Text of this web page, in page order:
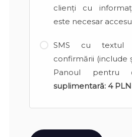
clienți cu
este necesar
SMS cu textul
confirmării (include
Panoul pentru
suplimentară: 4 PLN